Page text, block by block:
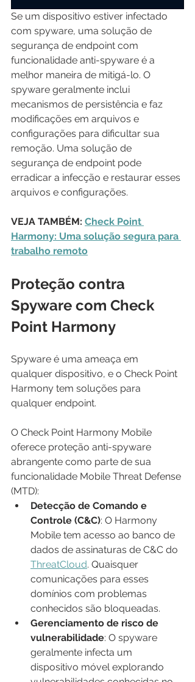
Se um dispositivo estiver infectado
com spyware, uma solução de
segurança de endpoint com
funcionalidade anti-spyware é a
melhor maneira de mitigá-lo. O
spyware geralmente inclui
mecanismos de persistência e faz
modificações em arquivos e
configurações para dificultar sua
remoção. Uma solução de
segurança de endpoint pode
erradicar a infecção e restaurar esses
arquivos e configurações.
VEJA TAMBÉM: Check Point
Harmony: Uma solução segura para
trabalho remoto
Proteção contra
Spyware com Check
Point Harmony
Spyware é uma ameaça em
qualquer dispositivo, e o Check Point
Harmony tem soluções para
qualquer endpoint.
O Check Point Harmony Mobile
oferece proteção anti-spyware
abrangente como parte de sua
funcionalidade Mobile Threat Defense
(MTD):
Detecção de Comando e
Controle (C&C): O Harmony
Mobile tem acesso ao banco de
dados de assinaturas de C&C do
ThreatCloud. Quaisquer
comunicações para esses
domínios com problemas
conhecidos são bloqueadas.
Gerenciamento de risco de
vulnerabilidade: O spyware
geralmente infecta um
dispositivo móvel explorando